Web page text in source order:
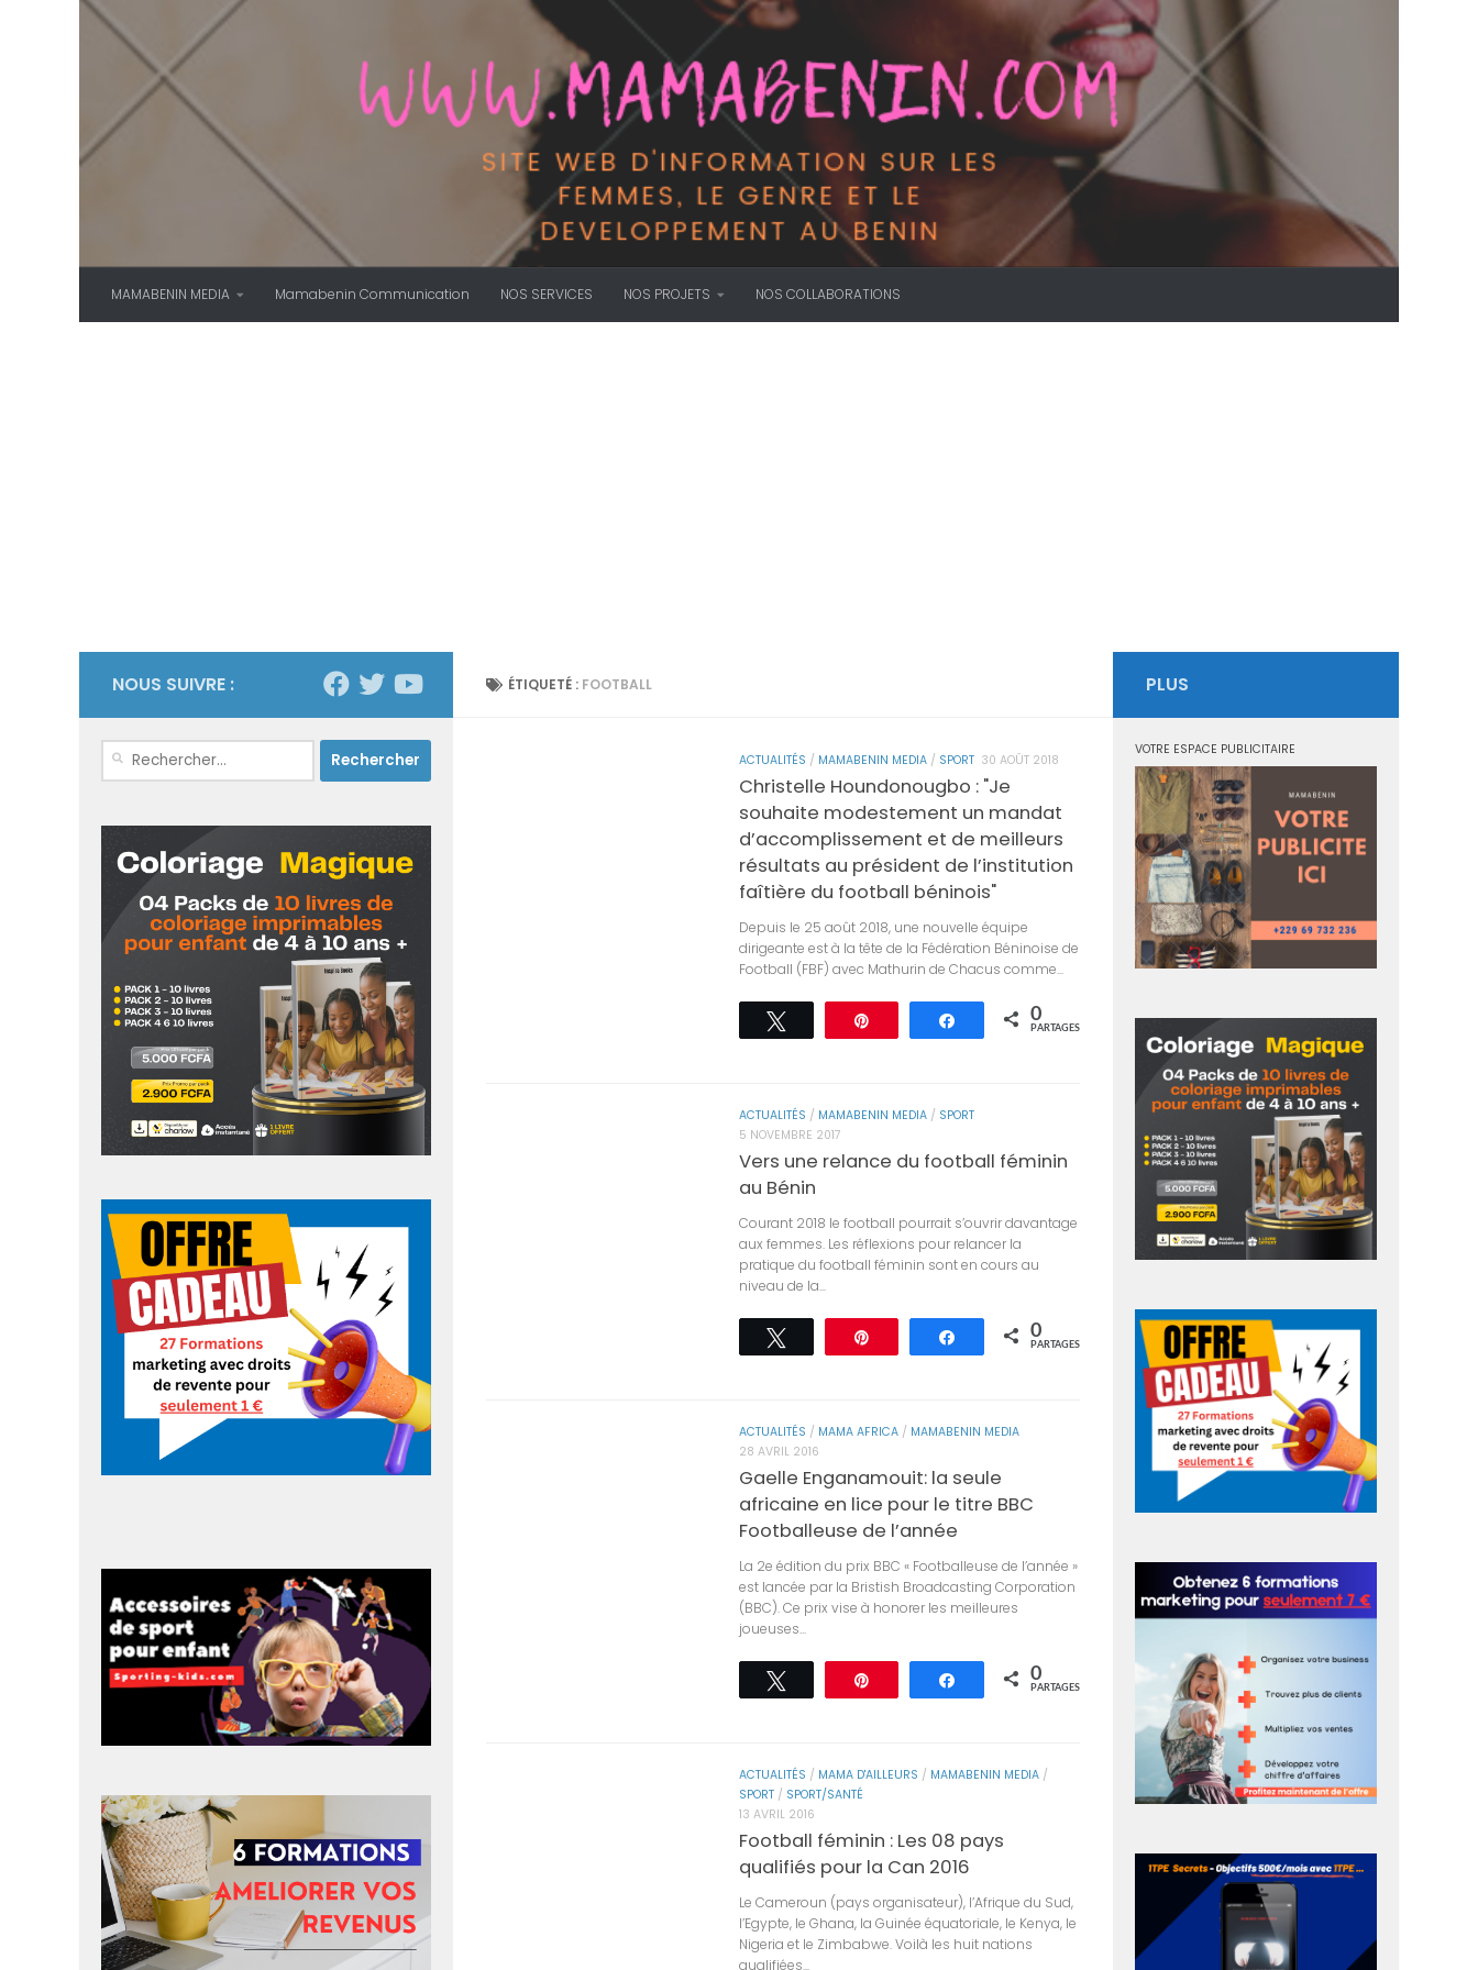
Skip to content
MAMABENIN MEDIA Mamabenin Communication NOS SERVICES NOS PROJETS NOS COLLABORATIONS
ÉTIQUETÉ : FOOTBALL
ACTUALITÉS / MAMABENIN MEDIA / SPORT 30 AOÛT 2018
Christelle Houndonougbo : "Je
souhaite modestement un mandat
d’accomplissement et de meilleurs
résultats au président de l’institution
faîtière du football béninois"
Depuis le 25 août 2018, une nouvelle équipe
dirigeante est à la tête de la Fédération Béninoise de
Football (FBF) avec Mathurin de Chacus comme...
Partagez 0
PARTAGES
ACTUALITÉS / MAMABENIN MEDIA / SPORT
5 NOVEMBRE 2017
Vers une relance du football féminin
au Bénin
Courant 2018 le football pourrait s’ouvrir davantage
aux femmes. Les réflexions pour relancer la
pratique du football féminin sont en cours au
niveau de la...
Partagez 0
PARTAGES
ACTUALITÉS / MAMA AFRICA / MAMABENIN MEDIA
28 AVRIL 2016
Gaelle Enganamouit: la seule
africaine en lice pour le titre BBC
Footballeuse de l’année
La 2e édition du prix BBC « Footballeuse de l’année »
est lancée par la Bristish Broadcasting Corporation
(BBC). Ce prix vise à honorer les meilleures
joueuses...
Partagez 0
PARTAGES
ACTUALITÉS / MAMA D'AILLEURS / MAMABENIN MEDIA /
SPORT / SPORT/SANTÉ
13 AVRIL 2016
Football féminin : Les 08 pays
qualifiés pour la Can 2016
Le Cameroun (pays organisateur), l’Afrique du Sud,
l’Egypte, le Ghana, la Guinée équatoriale, le Kenya, le
Nigeria et le Zimbabwe. Voilà les huit nations
qualifiées...
NOUS SUIVRE :
Rechercher :
PLUS
VOTRE ESPACE PUBLICITAIRE